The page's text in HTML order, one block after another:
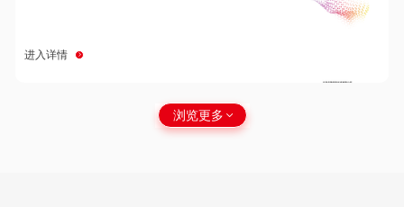
进入详情
浏览更多